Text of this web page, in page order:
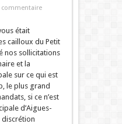
commentaire
était
cailloux du Petit
nos sollicitations
et la
sur ce qui est
le plus grand
si ce n’est
d’Aigues-
discrétion